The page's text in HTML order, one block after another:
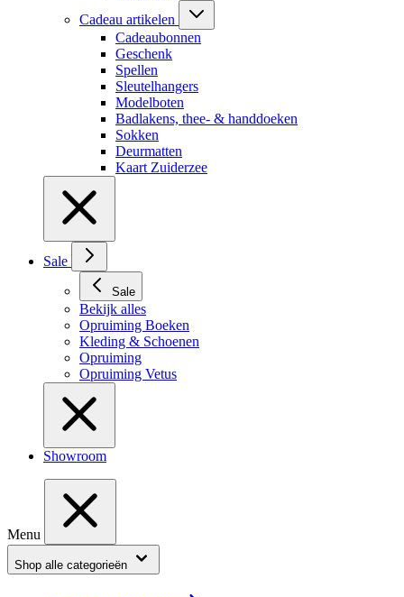
Cadeau artikelen
Cadeaubonnen
Geschenk
Spellen
Sleutelhangers
Modelboten
Badlakens, thee- & handdoeken
Sokken
Deurmatten
Kaart Zuiderzee
Sale
Sale
Bekijk alles
Opruiming Boeken
Kleding & Schoenen
Opruiming
Opruiming Vetus
Showroom
Menu
Shop alle categorieën